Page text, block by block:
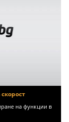
на функции в